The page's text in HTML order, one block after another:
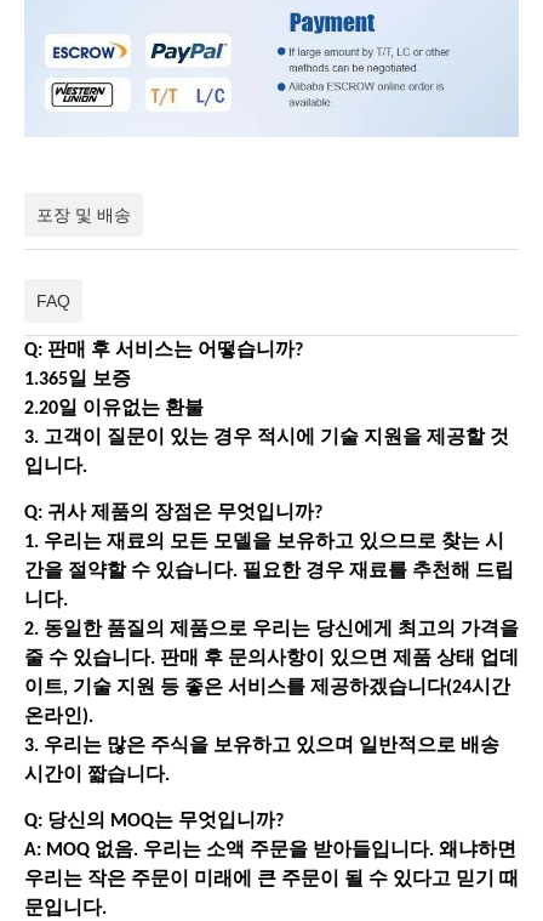
포장 및 배송
FAQ
Q: 판매 후 서비스는 어떻습니까?
1.365일 보증
2.20일 이유없는 환불
3. 고객이 질문이 있는 경우 적시에 기술 지원을 제공할 것
입니다.
Q: 귀사 제품의 장점은 무엇입니까?
1. 우리는 재료의 모든 모델을 보유하고 있으므로 찾는 시
간을 절약할 수 있습니다. 필요한 경우 재료를 추천해 드립
니다.
2. 동일한 품질의 제품으로 우리는 당신에게 최고의 가격을
줄 수 있습니다. 판매 후 문의사항이 있으면 제품 상태 업데
이트, 기술 지원 등 좋은 서비스를 제공하겠습니다(24시간
온라인).
3. 우리는 많은 주식을 보유하고 있으며 일반적으로 배송
시간이 짧습니다.
Q: 당신의 MOQ는 무엇입니까?
A: MOQ 없음. 우리는 소액 주문을 받아들입니다. 왜냐하면
우리는 작은 주문이 미래에 큰 주문이 될 수 있다고 믿기 때
문입니다.